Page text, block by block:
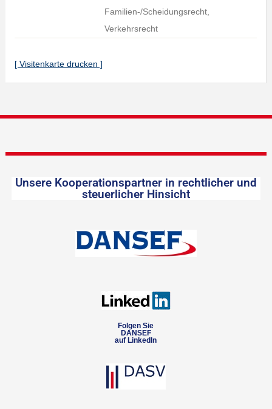
Familien-/Scheidungsrecht,
Verkehrsrecht
[ Visitenkarte drucken ]
Unsere Kooperationspartner in rechtlicher und
steuerlicher Hinsicht
Folgen Sie
DANSEF
auf LinkedIn